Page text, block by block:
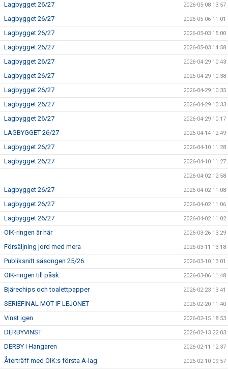
Lagbygget 26/27 2026-05-08 13:57
Lagbygget 26/27 2026-05-06 11:01
Lagbygget 26/27 2026-05-03 15:00
Lagbygget 26/27 2026-05-03 14:58
Lagbygget 26/27 2026-04-29 10:43
Lagbygget 26/27 2026-04-29 10:38
Lagbygget 26/27 2026-04-29 10:35
Lagbygget 26/27 2026-04-29 10:33
Lagbygget 26/27 2026-04-29 10:17
LAGBYGGET 26/27 2026-04-14 12:49
Lagbygget 26/27 2026-04-10 11:28
Lagbygget 26/27 2026-04-10 11:27
2026-04-02 12:58
Lagbygget 26/27 2026-04-02 11:08
Lagbygget 26/27 2026-04-02 11:06
Lagbygget 26/27 2026-04-02 11:02
OIK-ringen är här 2026-03-26 13:29
Försäljning jord med mera 2026-03-11 13:18
Publiksnitt säsongen 25/26 2026-03-10 13:01
OIK-ringen till påsk 2026-03-06 11:48
Bjärechips och toalettpapper 2026-02-23 13:41
SERIEFINAL MOT IF LEJONET 2026-02-20 11:40
Vinst igen 2026-02-15 18:53
DERBYVINST 2026-02-13 22:03
DERBY i Hangaren 2026-02-11 12:37
Återträff med OIK:s första A-lag 2026-02-10 09:57